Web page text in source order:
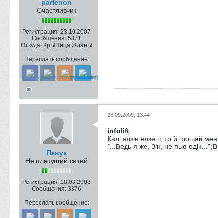
parfenon
Счастливчик
Регистрация: 23.10.2007
Сообщения: 5371
Откуда: КрЫНица ЖданЫ
Переслать сообщение:
Павук
Не плетущий сетей
Регистрация: 18.03.2008
Сообщения: 3376
Переслать сообщение:
28.09.2009, 13:44
infolift
Калі адзін едзеш, то й грошай
"...Ведь я же, Зін, не пью